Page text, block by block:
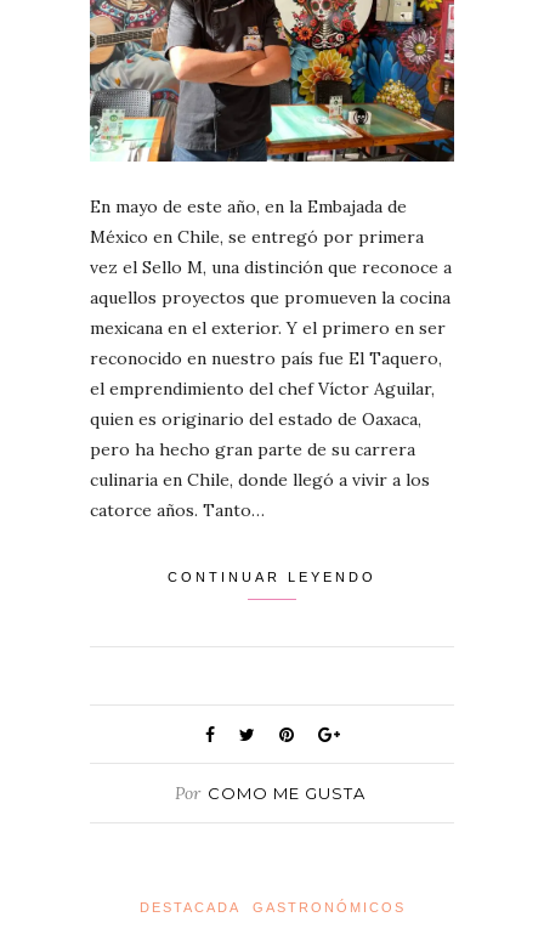
En mayo de este año, en la Embajada de
México en Chile, se entregó por primera
vez el Sello M, una distinción que reconoce a
aquellos proyectos que promueven la cocina
mexicana en el exterior. Y el primero en ser
reconocido en nuestro país fue El Taquero,
el emprendimiento del chef Víctor Aguilar,
quien es originario del estado de Oaxaca,
pero ha hecho gran parte de su carrera
culinaria en Chile, donde llegó a vivir a los
catorce años. Tanto…
CONTINUAR LEYENDO
Por COMO ME GUSTA
DESTACADA GASTRONÓMICOS